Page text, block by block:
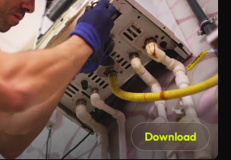
Download